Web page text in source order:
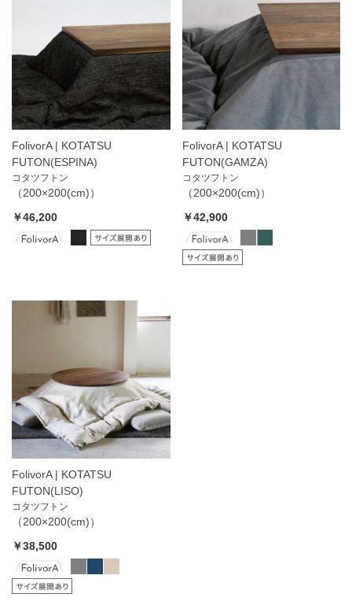
FolivorA | KOTATSU
FUTON(ESPINA)
コタツフトン
（200×200(cm)）
￥46,200
FolivorA | KOTATSU
FUTON(GAMZA)
コタツフトン
（200×200(cm)）
￥42,900
FolivorA | KOTATSU
FUTON(LISO)
コタツフトン
（200×200(cm)）
￥38,500